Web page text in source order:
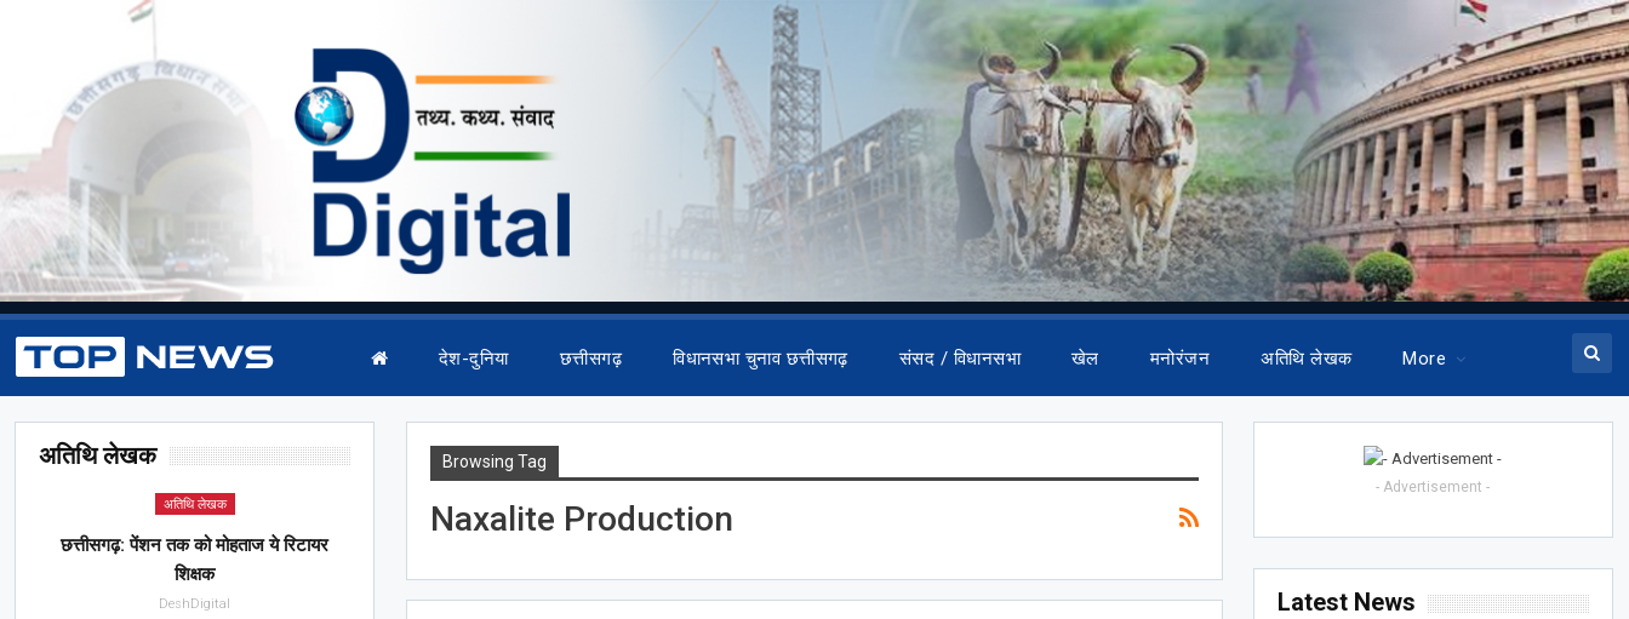
देश-दुनिया छत्तीसगढ़ विधानसभा चुनाव छत्तीसगढ़ संसद / विधानसभा खेल मनोरंजन अतिथि लेखक More
Browsing Tag
Naxalite Production
- Advertisement -
Latest News
अतिथि लेखक
अतिथि लेखक
छत्तीसगढ़: पेंशन तक को मोहताज ये रिटायर
शिक्षक
DeshDigital